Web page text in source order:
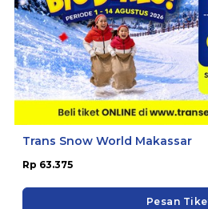
Trans Snow World Makassar
Rp 63.375
Pesan